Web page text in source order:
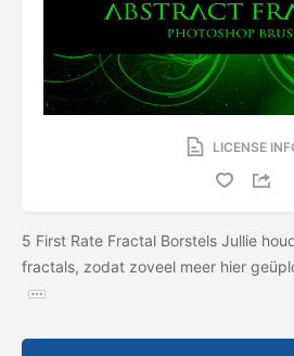
LICENSE
5 First Rate Fractal Borstels Jullie
fractals, zodat zoveel meer hier